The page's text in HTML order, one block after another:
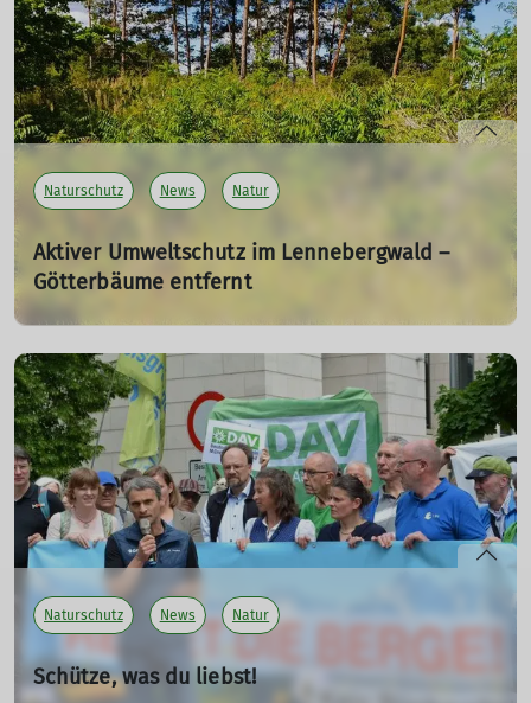
mehr erfahren
Naturschutz News Natur
Aktiver Umweltschutz im Lennebergwald –
Götterbäume entfernt
01.07.2025
Am 28. Juni 2025 war es so weit: Die Sektion Mainz des
Deutschen Alpenvereins war nicht in den Bergen,
sondern direkt vor der Haustür im Einsatz – beim aktiven
Naturschutz im Lennebergwald.
mehr erfahren
Naturschutz News Natur
Schütze, was du liebst!